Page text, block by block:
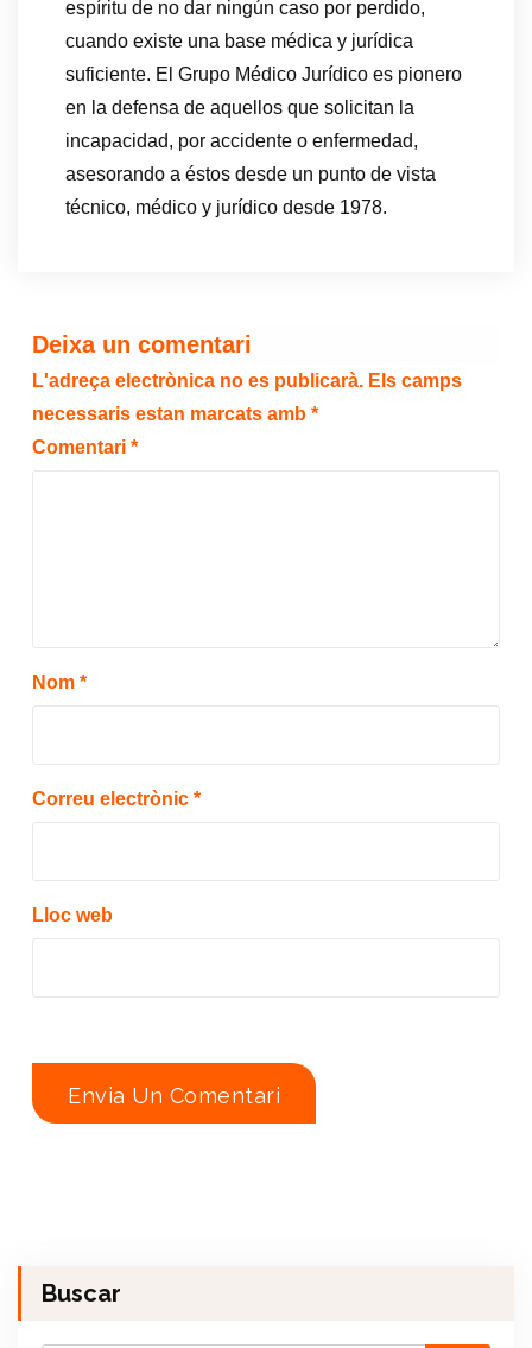
espíritu de no dar ningún caso por perdido,
cuando existe una base médica y jurídica
suficiente. El Grupo Médico Jurídico es pionero
en la defensa de aquellos que solicitan la
incapacidad, por accidente o enfermedad,
asesorando a éstos desde un punto de vista
técnico, médico y jurídico desde 1978.
Deixa un comentari
L'adreça electrònica no es publicarà. Els camps
necessaris estan marcats amb *
Comentari *
Nom *
Correu electrònic *
Lloc web
Buscar